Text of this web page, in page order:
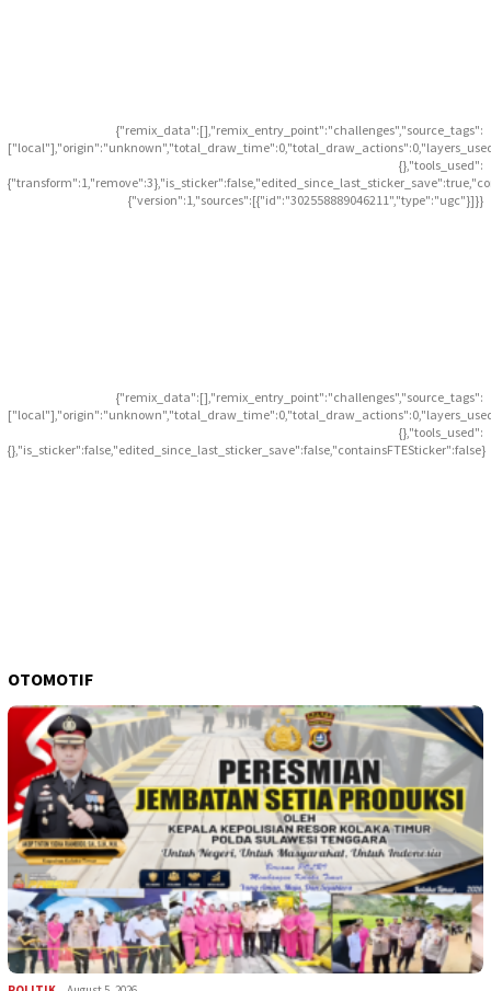
{"remix_data":[],"remix_entry_point":"challenges","source_tags":
{},"tools_used":
{"version":1,"sources":[{"id":"302558889046211","type":"ugc"}]}}
{"remix_data":[],"remix_entry_point":"challenges","source_tags":
{},"tools_used":
{},"is_sticker":false,"edited_since_last_sticker_save":false,"containsFTESticker":false}
OTOMOTIF